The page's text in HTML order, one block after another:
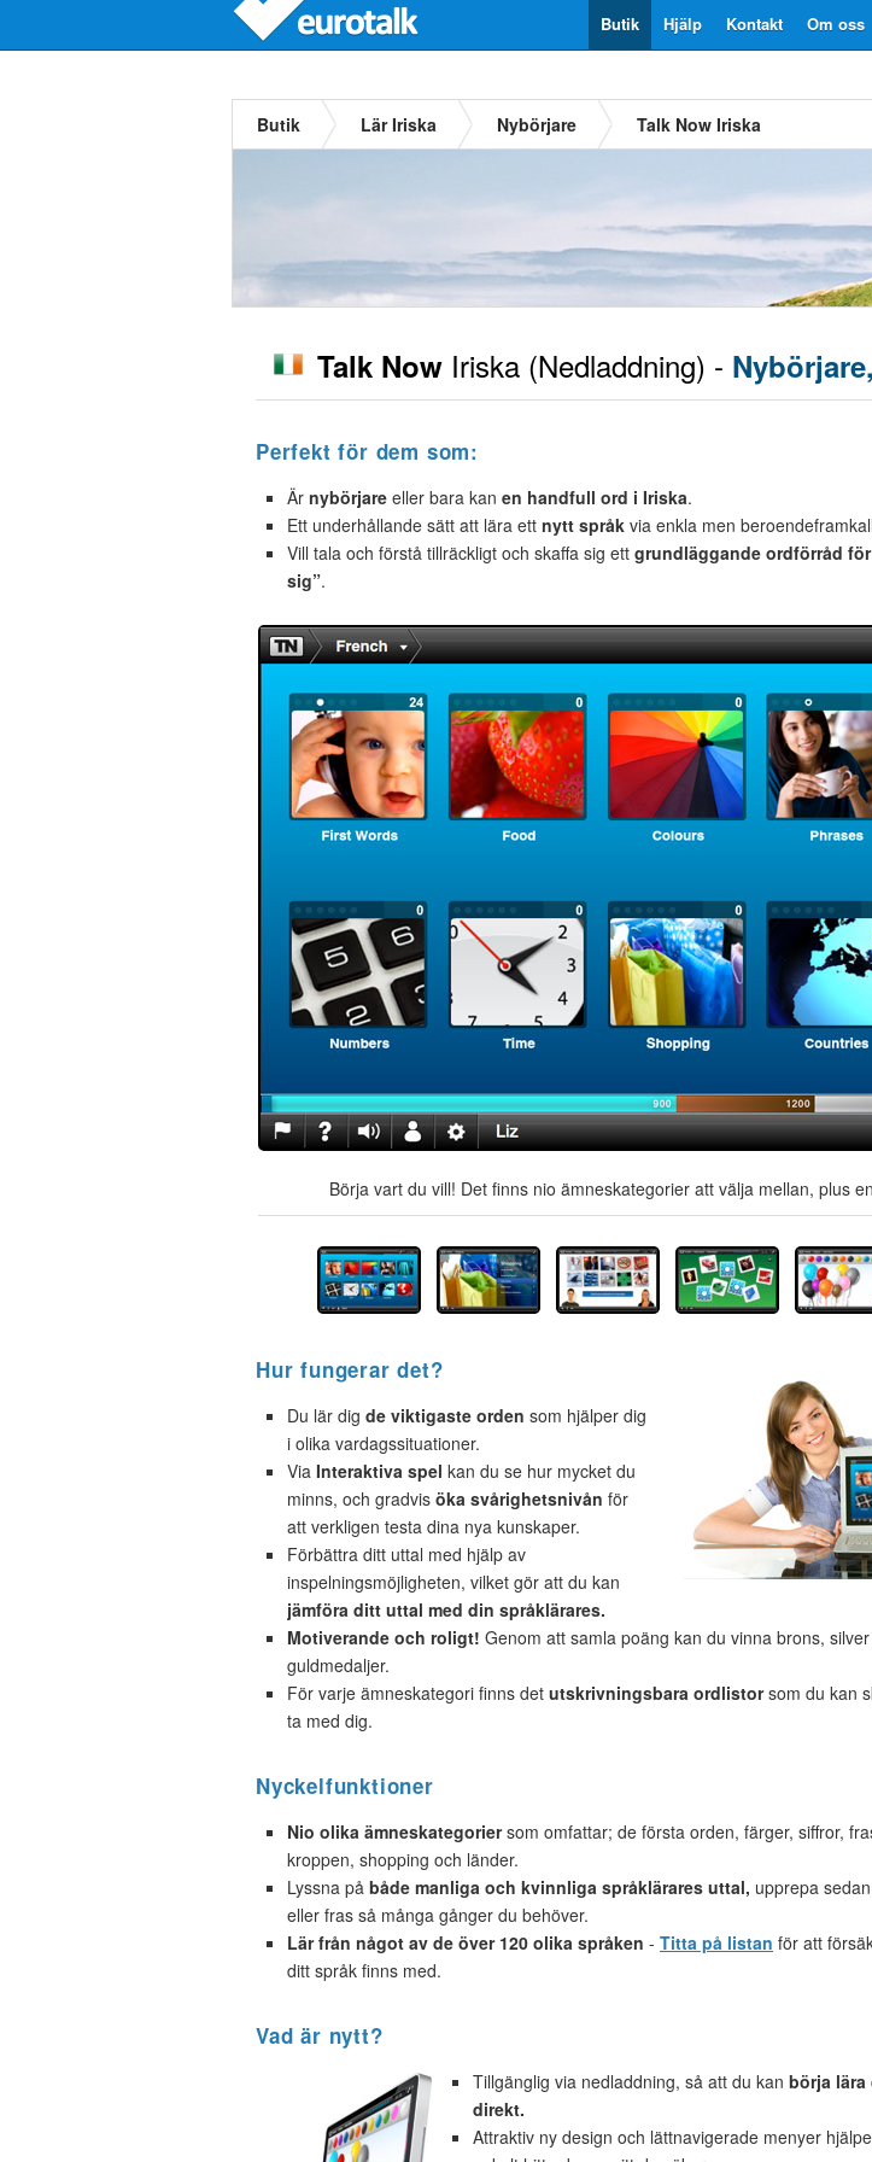
Om oss
Kontakt
Hjälp
Butik
Butik Lär Iriska Nybörjare Talk Now Iriska
Talk Now Iriska (Nedladdning) -
Perfekt för dem som:
Är nybörjare eller bara kan en handfull ord i Iriska.
Ett underhållande sätt att lära ett nytt språk via enkla men
Vill tala och förstå tillräckligt och skaffa sig ett grundläggande ordförråd
sig”.
Börja vart du vill! Det finns nio ämneskategorier att välja mellan, plus
Hur fungerar det?
Du lär dig de viktigaste orden som hjälper dig
i olika vardagssituationer.
Via Interaktiva spel kan du se hur mycket du
minns, och gradvis öka svårighetsnivån för
att verkligen testa dina nya kunskaper.
Förbättra ditt uttal med hjälp av
inspelningsmöjligheten, vilket gör att du kan
jämföra ditt uttal med din språklärares.
Motiverande och roligt! Genom att samla poäng kan du vinna brons,
guldmedaljer.
För varje ämneskategori finns det utskrivningsbara ordlistorsom du kan
ta med dig.
Nyckelfunktioner
Nio olika ämneskategoriersom omfattar; de första orden, färger, siffror,
kroppen, shopping och länder.
Lyssna på både manliga och kvinnliga språklärares uttal, upprepa
eller fras så många gånger du behöver.
Lär från något av de över 120 olika språken - Titta på listan för att
ditt språk finns med.
Vad är nytt?
Tillgänglig via nedladdning, så att du kan börja
direkt.
Attraktiv ny design och lättnavigerade menyer